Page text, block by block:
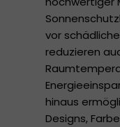
vor
reduzieren
hinaus
Designs,